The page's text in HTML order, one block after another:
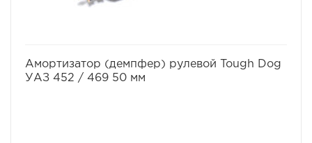
Амортизатор (демпфер) рулевой Tough Dog
УАЗ 452 / 469 50 мм